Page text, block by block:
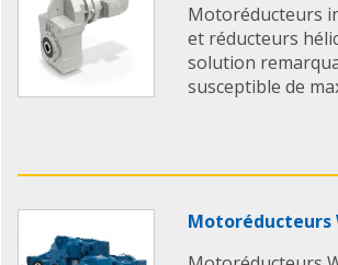
Motoréducteurs
et réducteurs
solution
susceptible de
Motoréducteurs